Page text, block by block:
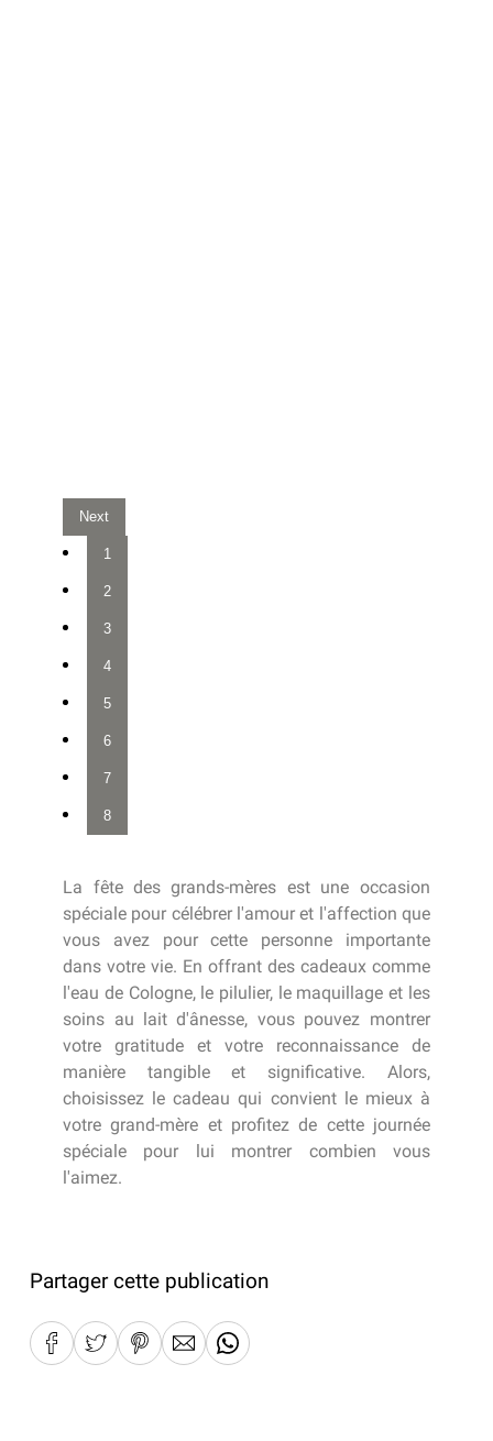
Next
1
2
3
4
5
6
7
8
La fête des grands-mères est une occasion
spéciale pour célébrer l'amour et l'affection que
vous avez pour cette personne importante
dans votre vie. En offrant des cadeaux comme
l'eau de Cologne, le pilulier, le maquillage et les
soins au lait d'ânesse, vous pouvez montrer
votre gratitude et votre reconnaissance de
manière tangible et significative. Alors,
choisissez le cadeau qui convient le mieux à
votre grand-mère et profitez de cette journée
spéciale pour lui montrer combien vous
l'aimez.
Partager cette publication